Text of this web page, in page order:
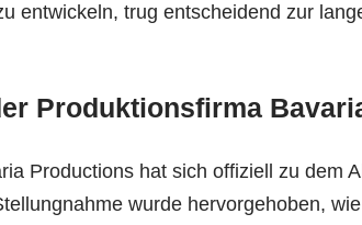
entwickeln, trug entscheidend zur
Produktionsfirma
Productions hat sich offiziell zu dem
wurde hervorgehoben,